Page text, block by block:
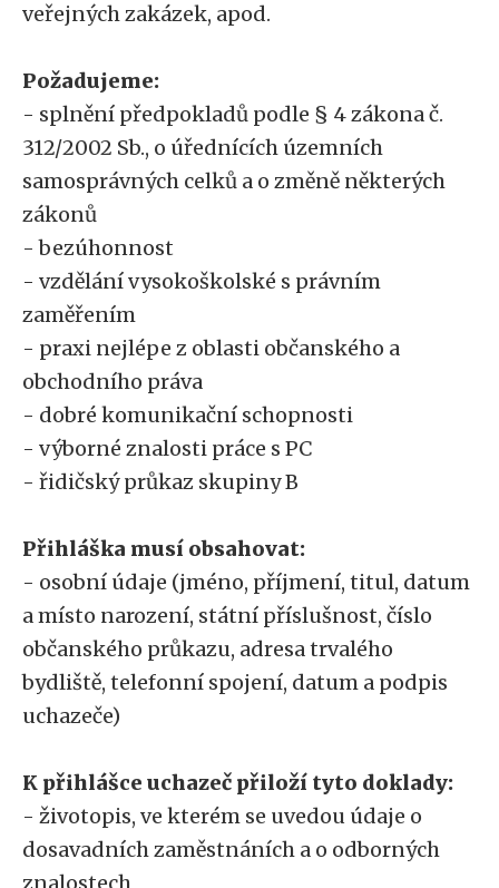
veřejných zakázek, apod.
Požadujeme:
- splnění předpokladů podle § 4 zákona č.
312/2002 Sb., o úřednících územních
samosprávných celků a o změně některých
zákonů
- bezúhonnost
- vzdělání vysokoškolské s právním
zaměřením
- praxi nejlépe z oblasti občanského a
obchodního práva
- dobré komunikační schopnosti
- výborné znalosti práce s PC
- řidičský průkaz skupiny B
Přihláška musí obsahovat:
- osobní údaje (jméno, příjmení, titul, datum
a místo narození, státní příslušnost, číslo
občanského průkazu, adresa trvalého
bydliště, telefonní spojení, datum a podpis
uchazeče)
K přihlášce uchazeč přiloží tyto doklady:
- životopis, ve kterém se uvedou údaje o
dosavadních zaměstnáních a o odborných